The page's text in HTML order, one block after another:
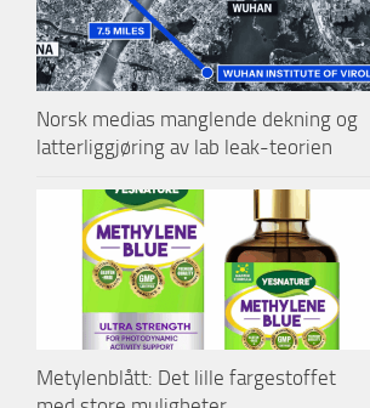
Norsk medias manglende dekning og
latterliggjøring av lab leak-teorien
Metylenblått: Det lille fargestoffet